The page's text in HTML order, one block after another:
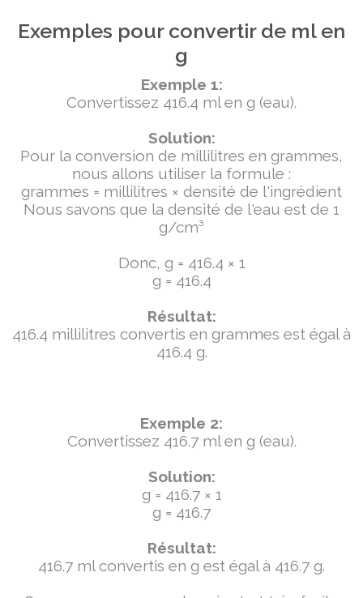
Exemples pour convertir de ml en
g
Exemple 1:
Convertissez 416.4 ml en g (eau).
Solution:
Pour la conversion de millilitres en grammes,
nous allons utiliser la formule :
grammes = millilitres × densité de l'ingrédient
Nous savons que la densité de l'eau est de 1
g/cm³
Donc, g = 416.4 × 1
g = 416.4
Résultat:
416.4 millilitres convertis en grammes est égal à
416.4 g.
Exemple 2:
Convertissez 416.7 ml en g (eau).
Solution:
g = 416.7 × 1
g = 416.7
Résultat:
416.7 ml convertis en g est égal à 416.7 g.